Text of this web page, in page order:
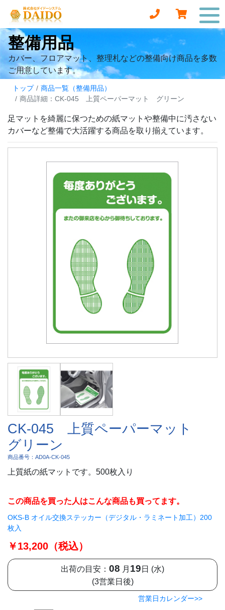
整備用品
カバー、フロアマット、整理札などの整備向け商品を多数
ご用意しています。
トップ
商品一覧（整備用品）
商品詳細：CK-045 上質ペーパーマット グリーン
足マットを綺麗に保つための紙マットや整備中に汚さない
カバーなど整備で大活躍する商品を取り揃えています。
CK-045 上質ペーパーマット
グリーン
商品番号：AD0A-CK-045
上質紙の紙マットです。500枚入り
この商品を買った人はこんな商品も買ってます。
OKS-B オイル交換ステッカー（デジタル・ラミネート加工）200
枚入
￥13,200（税込）
出荷の目安： 08 月 19 日 (水)
(3営業日後)
営業日カレンダー>>